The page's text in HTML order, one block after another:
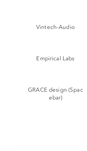
Vintech-Audio
Empirical Labs
GRACE design (Spac
ebar)